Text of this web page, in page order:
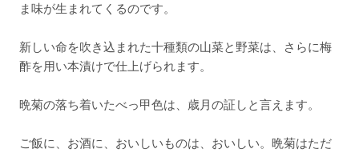
ま味が生まれてくるのです。
新しい命を吹き込まれた十種類の山菜と野菜は、さらに梅
酢を用い本漬けで仕上げられます。
晩菊の落ち着いたべっ甲色は、歳月の証しと言えます。
ご飯に、お酒に、おいしいものは、おいしい。晩菊はただ